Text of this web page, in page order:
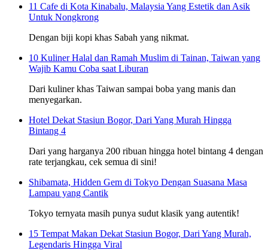
11 Cafe di Kota Kinabalu, Malaysia Yang Estetik dan Asik
Untuk Nongkrong
Dengan biji kopi khas Sabah yang nikmat.
10 Kuliner Halal dan Ramah Muslim di Tainan, Taiwan yang
Wajib Kamu Coba saat Liburan
Dari kuliner khas Taiwan sampai boba yang manis dan
menyegarkan.
Hotel Dekat Stasiun Bogor, Dari Yang Murah Hingga
Bintang 4
Dari yang harganya 200 ribuan hingga hotel bintang 4 dengan
rate terjangkau, cek semua di sini!
Shibamata, Hidden Gem di Tokyo Dengan Suasana Masa
Lampau yang Cantik
Tokyo ternyata masih punya sudut klasik yang autentik!
15 Tempat Makan Dekat Stasiun Bogor, Dari Yang Murah,
Legendaris Hingga Viral